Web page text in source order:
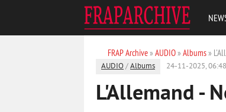
FRAP Archive» AUDIO» Albums»
AUDIO /Albums 24-11-2025, 06:48
L'Allemand -